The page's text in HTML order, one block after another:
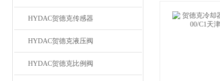
HYDAC贺德克传感器
HYDAC贺德克液压阀
HYDAC贺德克比例阀